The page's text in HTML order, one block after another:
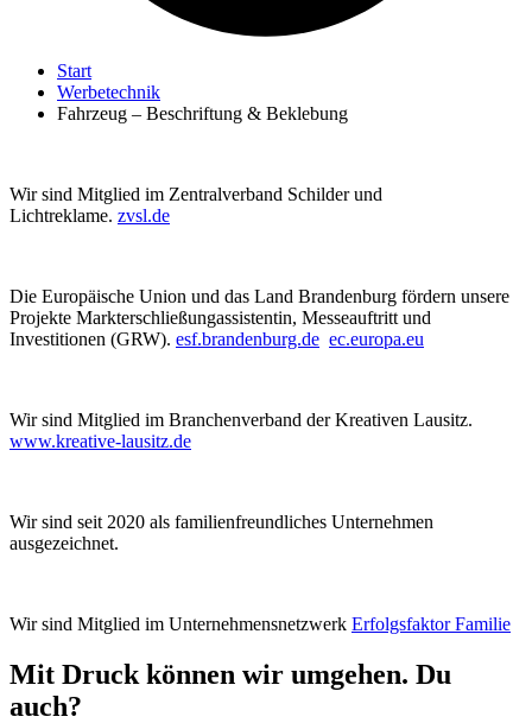
Start
Werbetechnik
Fahrzeug – Beschriftung & Beklebung
Wir sind Mitglied im Zentralverband Schilder und
Lichtreklame. zvsl.de
Die Europäische Union und das Land Brandenburg fördern unsere
Projekte Markterschließungassistentin, Messeauftritt und
Investitionen (GRW). esf.brandenburg.de ec.europa.eu
Wir sind Mitglied im Branchenverband der Kreativen Lausitz.
www.kreative-lausitz.de
Wir sind seit 2020 als familienfreundliches Unternehmen
ausgezeichnet.
Wir sind Mitglied im Unternehmensnetzwerk Erfolgsfaktor Familie
Mit Druck können wir umgehen. Du
auch?